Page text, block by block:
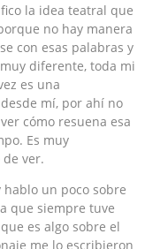
la idea teatral que
no hay manera
con esas palabras y
diferente, toda mi
es una
mí, por ahí no
cómo resuena esa
Es muy
ver.
un poco sobre
que siempre tuve
es algo sobre el
me lo escribieron